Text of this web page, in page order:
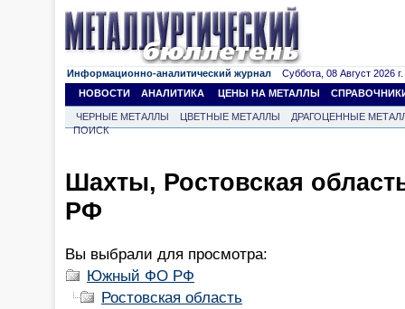
Информационно-аналитический журнал Суббота, 08 Август 2026 г.
НОВОСТИ
АНАЛИТИКА ЦЕНЫ НА МЕТАЛЛЫ
ЧЕРНЫЕ МЕТАЛЛЫ ЦВЕТНЫЕ МЕТАЛЛЫ
ДРАГОЦЕННЫЕ
ПОИСК
Шахты, Ростовская
РФ
Вы выбрали для просмотра:
Южный ФО РФ
Ростовская область